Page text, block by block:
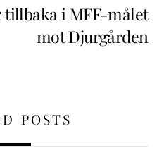
tillbaka i MFF-målet
mot Djurgården
POSTS